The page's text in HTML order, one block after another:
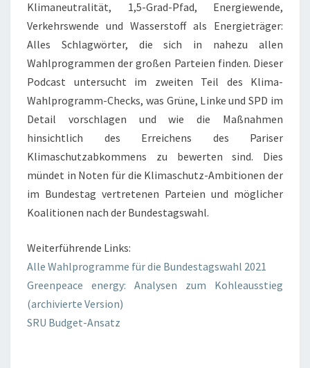
Klimaneutralität, 1,5-Grad-Pfad, Energiewende,
Verkehrswende und Wasserstoff als Energieträger:
Alles Schlagwörter, die sich in nahezu allen
Wahlprogrammen der großen Parteien finden. Dieser
Podcast untersucht im zweiten Teil des Klima-
Wahlprogramm-Checks, was Grüne, Linke und SPD im
Detail vorschlagen und wie die Maßnahmen
hinsichtlich des Erreichens des Pariser
Klimaschutzabkommens zu bewerten sind. Dies
mündet in Noten für die Klimaschutz-Ambitionen der
im Bundestag vertretenen Parteien und möglicher
Koalitionen nach der Bundestagswahl.
Weiterführende Links:
Alle Wahlprogramme für die Bundestagswahl 2021
Greenpeace energy: Analysen zum Kohleausstieg
(archivierte Version)
SRU Budget-Ansatz